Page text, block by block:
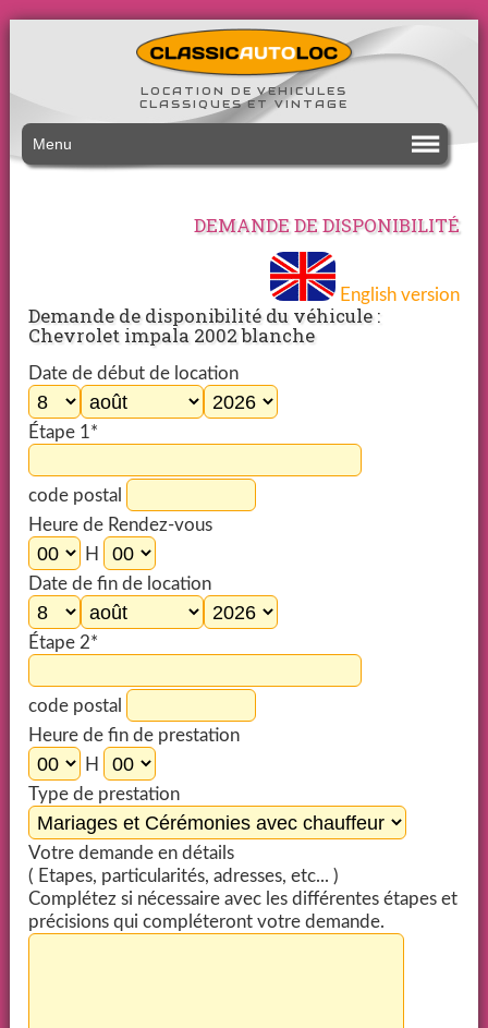
LOCATION DE VEHICULES
CLASSIQUES ET VINTAGE
Menu
DEMANDE DE DISPONIBILITÉ
English version
Demande de disponibilité du véhicule :
Chevrolet impala 2002 blanche
Date de début de location
Étape 1*
code postal
Heure de Rendez-vous
H
Date de fin de location
Étape 2*
code postal
Heure de fin de prestation
H
Type de prestation
Votre demande en détails
( Etapes, particularités, adresses, etc... )
Complétez si nécessaire avec les différentes étapes et
précisions qui compléteront votre demande.